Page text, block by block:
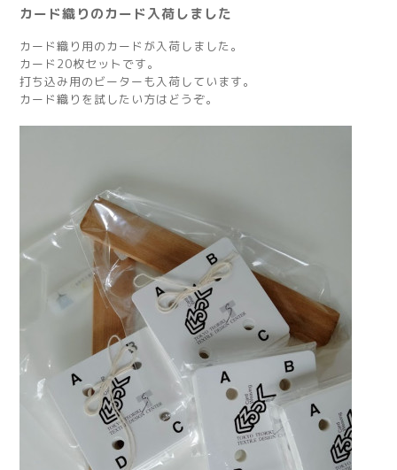
カード織りのカード入荷しました
カード織り用のカードが入荷しました。
カード20枚セットです。
打ち込み用のビーターも入荷しています。
カード織りを試したい方はどうぞ。